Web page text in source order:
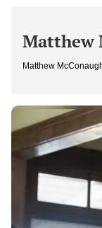
Matthew
Matthew